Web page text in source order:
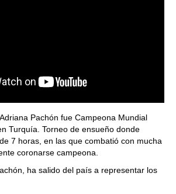
Pachón fue Campeona Mundial
Turquía. Torneo de ensueño donde
7 horas, en las que combatió con mucha
coronarse campeona.
ha salido del país a representar los